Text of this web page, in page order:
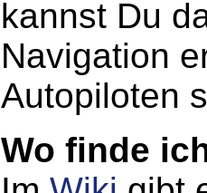
kannst Du
Navigation
Autopiloten
Wo finde